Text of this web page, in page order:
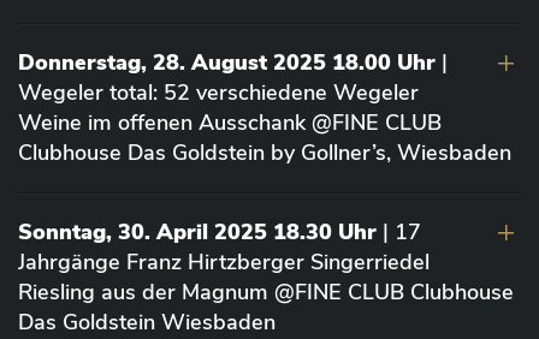
Donnerstag, 28. August 2025 18.00 Uhr |
Wegeler total: 52 verschiedene Wegeler
Weine im offenen Ausschank @FINE CLUB
Clubhouse Das Goldstein by Gollner’s, Wiesbaden
Sonntag, 30. April 2025 18.30 Uhr | 17
Jahrgänge Franz Hirtzberger Singerriedel
Riesling aus der Magnum @FINE CLUB Clubhouse
Das Goldstein Wiesbaden